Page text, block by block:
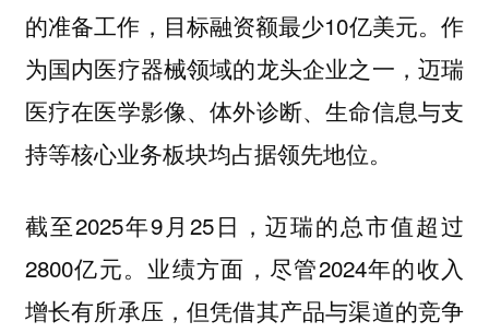
的准备工作，目标融资额最少10亿美元。作
为国内医疗器械领域的龙头企业之一，迈瑞
医疗在医学影像、体外诊断、生命信息与支
持等核心业务板块均占据领先地位。
截至2025年9月25日，迈瑞的总市值超过
2800亿元。业绩方面，尽管2024年的收入
增长有所承压，但凭借其产品与渠道的竞争